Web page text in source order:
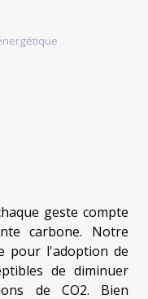
geste compte
carbone. Notre
pour l'adoption de
de diminuer
de CO2. Bien